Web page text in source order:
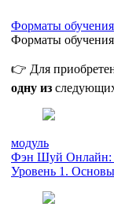
Форматы обучения
Форматы обучения
👉 Для
одну из
модуль
Фэн Шуй Онлайн:
Уровень 1.